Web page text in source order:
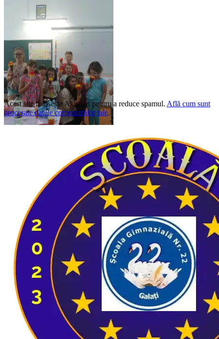
Acest site folosește Akismet pentru a reduce spamul. Află cum sunt
procesate datele comentariilor tale.